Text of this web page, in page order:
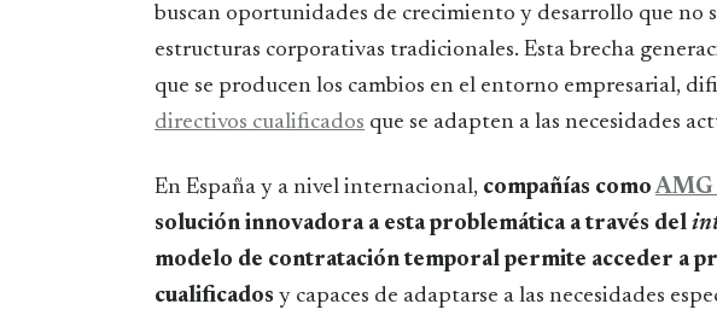
buscan oportunidades de crecimiento y desarrollo que no
estructuras corporativas tradicionales. Esta brecha
que se producen los cambios en el entorno empresarial,
directivos cualificados que se adapten a las necesidades
En España y a nivel internacional, compañías comoAMG
solución innovadora a esta problemática a través del
modelo de contratación temporal permite acceder a
cualificados y capaces de adaptarse a las necesidades